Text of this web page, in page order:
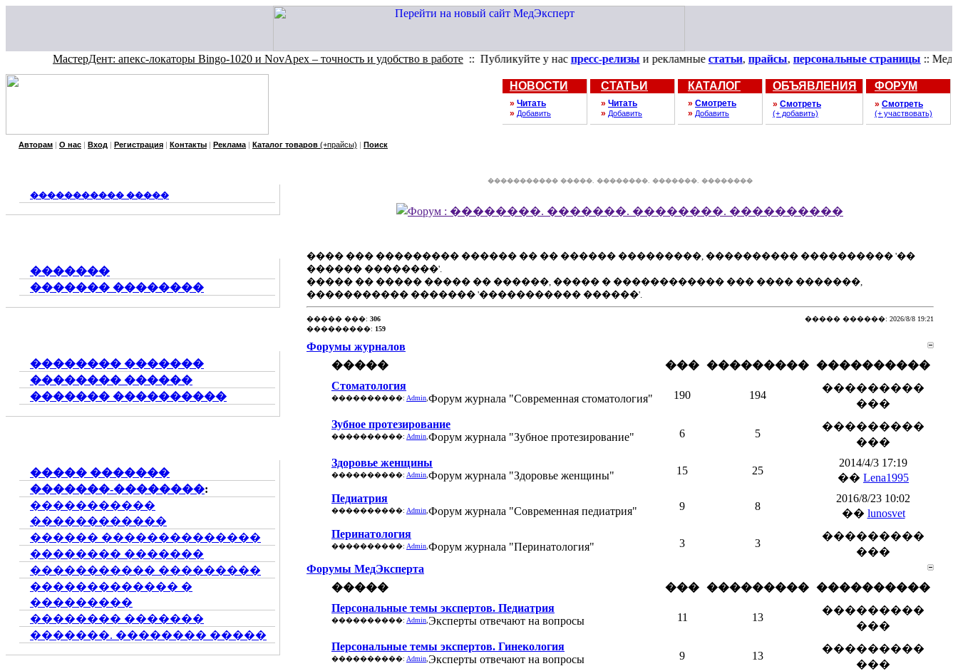
МастерДент: апекс-локаторы Bingo-1020 и NovApex – точность и удобство в работе :: Публикуйте у нас пресс-релизыи рекламныестатьи,прайсы,персональные страницы:: Медицина.
НОВОСТИ
» Читать
» Добавить
СТАТЬИ
» Читать
» Добавить
КАТАЛОГ
» Смотреть
» Добавить
ОБЪЯВЛЕНИЯ
» Смотреть
(+ добавить)
ФОРУМ
» Смотреть
(+ участвовать)
Авторам | О нас | Вход | Регистрация | Контакты | Реклама | Каталог товаров (+прайсы) | Поиск
����������� �����
�������
������� ��������
�������� �������
�������� ������
������� ����������
����� �������
�������-��������:
�����������
������������
������ ��������������
�������� �������
����������� ���������
������������� �
���������
�������� �������
�������. �������� �����
����������� �����. ��������. �������. ��������
���� ��� ��������� ������ �� �� ������ ���������, ���������� ���������� '��
������ ��������'.
����� �� ����� ����� �� ������, ����� � ������������ ��� ���� �������,
����������� ������� '����������� ������'.
����� ���: 306
���������: 159
����� ������: 2026/8/8 19:21
Форумы журналов
�����
��� ��������� ����������
Стоматология
Форум журнала "Современная стоматология"
����������: Admin 190 194
���������
���
Зубное протезирование
Форум журнала "Зубное протезирование"
����������: Admin 6 5
���������
���
Здоровье женщины
Форум журнала "Здоровье женщины"
����������: Admin 15 25
2014/4/3 17:19
�� Lena1995
Педиатрия
Форум журнала "Современная педиатрия"
����������: Admin 9 8
2016/8/23 10:02
�� lunosvet
Перинатология
Форум журнала "Перинатология"
����������: Admin 3 3
���������
���
Форумы МедЭксперта
�����
��� ��������� ����������
Персональные темы экспертов. Педиатрия
Эксперты отвечают на вопросы
����������: Admin 11 13
���������
���
Персональные темы экспертов. Гинекология
Эксперты отвечают на вопросы
����������: Admin 9 13
���������
���